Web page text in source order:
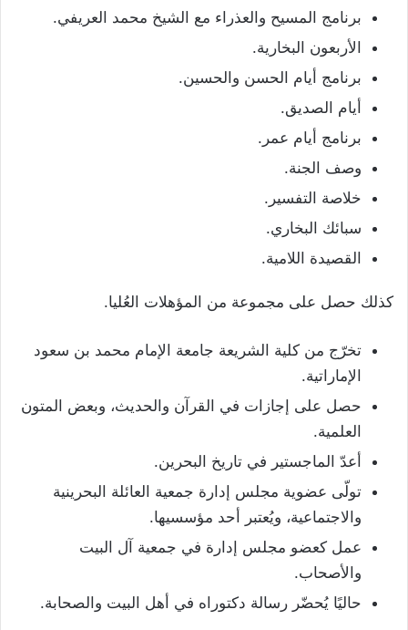
برنامج المسيح والعذراء مع الشيخ محمد العريفي.
الأربعون البخارية.
برنامج أيام الحسن والحسين.
أيام الصديق.
برنامج أيام عمر.
وصف الجنة.
خلاصة التفسير.
سبائك البخاري.
القصيدة اللامية.
كذلك حصل على مجموعة من المؤهلات العُليا.
تخرّج من كلية الشريعة جامعة الإمام محمد بن سعود
الإماراتية.
حصل على إجازات في القرآن والحديث، وبعض المتون
العلمية.
أعدّ الماجستير في تاريخ البحرين.
تولّى عضوية مجلس إدارة جمعية العائلة البحرينية
والاجتماعية، ويُعتبر أحد مؤسسيها.
عمل كعضو مجلس إدارة في جمعية آل البيت
والأصحاب.
حاليًا يُحضّر رسالة دكتوراه في أهل البيت والصحابة.